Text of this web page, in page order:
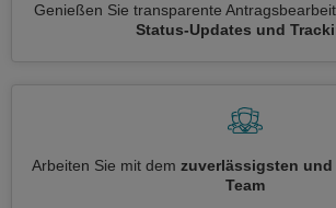
Genießen Sie transparente
Status-Updates und
Arbeiten Sie mit dem zuverlässigsten
Team